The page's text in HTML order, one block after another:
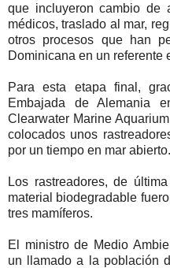
que incluyeron cambio de
médicos, traslado al mar,
otros procesos que han
Dominicana en un referente
Para esta etapa final,
Embajada de Alemania
Clearwater Marine
colocados unos
por un tiempo en mar abierto.
Los rastreadores, de
material biodegradable
tres mamíferos.
El ministro de Medio
un llamado a la población